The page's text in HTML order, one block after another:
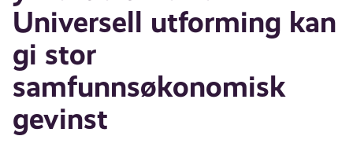
Universell utforming kan
gi stor
samfunnsøkonomisk
gevinst